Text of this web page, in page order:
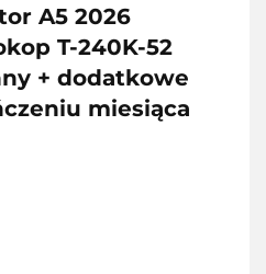
A5 2026
T-240K-52
+ dodatkowe
miesiąca